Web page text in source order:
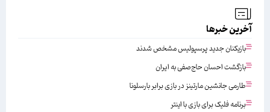
آخرین خبرها
بازیکنان جدید پرسپولیس مشخص شدند
بازگشت احسان حاج‌صفی به ایران
طارمی جانشین مارتینز در بازی برابر بارسلونا
برنامه فلیک برای بازی با اینتر